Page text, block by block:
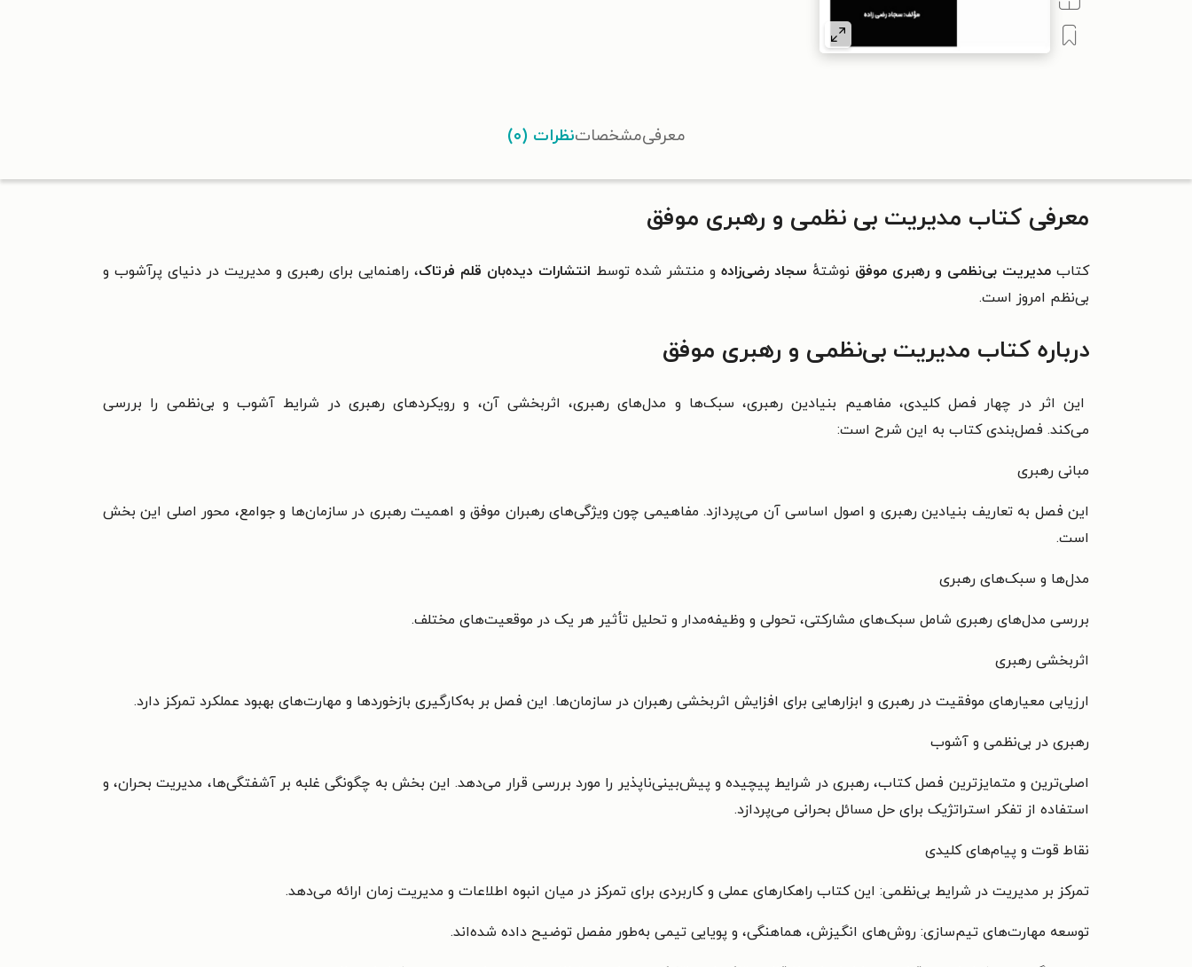
معرفیمشخصاتنظرات (۰)
معرفی کتاب مدیریت بی نظمی و رهبری موفق
کتاب مدیریت بی‌نظمی و رهبری موفق نوشتهٔ سجاد رضی‌زاده و منتشر شده توسط انتشارات دیده‌بان قلم فرتاک، راهنمایی برای رهبری و مدیریت در دنیای پرآشوب و
بی‌نظم امروز است.
درباره کتاب مدیریت بی‌نظمی و رهبری موفق
این اثر در چهار فصل کلیدی، مفاهیم بنیادین رهبری، سبک‌ها و مدل‌های رهبری، اثربخشی آن، و رویکردهای رهبری در شرایط آشوب و بی‌نظمی را بررسی
می‌کند. فصل‌بندی کتاب به این شرح است:
مبانی رهبری
این فصل به تعاریف بنیادین رهبری و اصول اساسی آن می‌پردازد. مفاهیمی چون ویژگی‌های رهبران موفق و اهمیت رهبری در سازمان‌ها و جوامع، محور اصلی این بخش
است.
مدل‌ها و سبک‌های رهبری
بررسی مدل‌های رهبری شامل سبک‌های مشارکتی، تحولی و وظیفه‌مدار و تحلیل تأثیر هر یک در موقعیت‌های مختلف.
اثربخشی رهبری
ارزیابی معیارهای موفقیت در رهبری و ابزارهایی برای افزایش اثربخشی رهبران در سازمان‌ها. این فصل بر به‌کارگیری بازخوردها و مهارت‌های بهبود عملکرد تمرکز دارد.
رهبری در بی‌نظمی و آشوب
اصلی‌ترین و متمایزترین فصل کتاب، رهبری در شرایط پیچیده و پیش‌بینی‌ناپذیر را مورد بررسی قرار می‌دهد. این بخش به چگونگی غلبه بر آشفتگی‌ها، مدیریت بحران، و
استفاده از تفکر استراتژیک برای حل مسائل بحرانی می‌پردازد.
نقاط قوت و پیام‌های کلیدی
تمرکز بر مدیریت در شرایط بی‌نظمی: این کتاب راهکارهای عملی و کاربردی برای تمرکز در میان انبوه اطلاعات و مدیریت زمان ارائه می‌دهد.
توسعه مهارت‌های تیم‌سازی: روش‌های انگیزش، هماهنگی، و پویایی تیمی به‌طور مفصل توضیح داده شده‌اند.